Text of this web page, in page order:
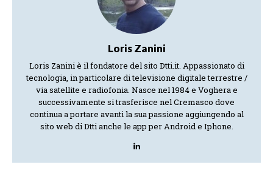
Loris Zanini
Loris Zanini è il fondatore del sito Dtti.it. Appassionato di
tecnologia, in particolare di televisione digitale terrestre /
via satellite e radiofonia. Nasce nel 1984 e Voghera e
successivamente si trasferisce nel Cremasco dove
continua a portare avanti la sua passione aggiungendo al
sito web di Dtti anche le app per Android e Iphone.